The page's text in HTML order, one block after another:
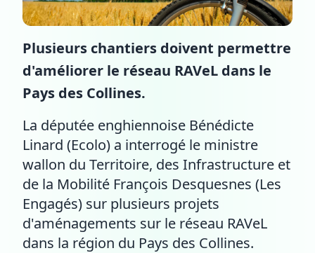
Plusieurs chantiers doivent permettre
d'améliorer le réseau RAVeL dans le
Pays des Collines.
La députée enghiennoise Bénédicte
Linard (Ecolo) a interrogé le ministre
wallon du Territoire, des Infrastructure et
de la Mobilité François Desquesnes (Les
Engagés) sur plusieurs projets
d'aménagements sur le réseau RAVeL
dans la région du Pays des Collines.